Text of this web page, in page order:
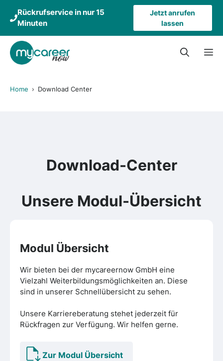
Inhalt
Rückrufservice in nur 15
Minuten
Jetzt anrufen
lassen
Home › Download Center
Download-Center
Unsere Modul-Übersicht
Modul Übersicht
Wir bieten bei der mycareernow GmbH eine
Vielzahl Weiterbildungsmöglichkeiten an. Diese
sind in unserer Schnellübersicht zu sehen.
Unsere Karriereberatung stehet jederzeit für
Rückfragen zur Verfügung. Wir helfen gerne.
Zur Modul Übersicht